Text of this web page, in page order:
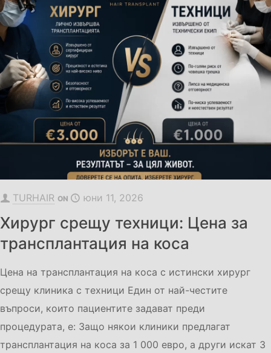
TURHAIR ON юни 11, 2026
Хирург срещу техници: Цена за
трансплантация на коса
Цена на трансплантация на коса с истински хирург
срещу клиника с техници Един от най-честите
въпроси, които пациентите задават преди
процедурата, е: Защо някои клиники предлагат
трансплантация на коса за 1 000 евро, а други искат 3